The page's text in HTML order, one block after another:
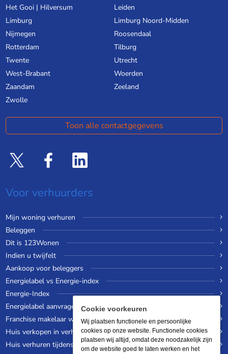
Het Gooi | Hilversum
Leiden
Limburg
Limburg Noord-Midden
Nijmegen
Roosendaal
Rotterdam
Tilburg
Twente
Utrecht
West-Brabant
Woerden
Zaandam
Zeeland
Zwolle
Toon alle contactgegevens
Voor verhuurders
Mijn woning verhuren
Beleggen
Dit is 123Wonen
Indien u twijfelt
Aankoop voor beleggers
Energielabel vs Energie-index
Energie-Index
Energielabel aanvragen
Franchise makelaar worden
Huis verkopen in verhuurde staat
Huis verhuren tijdens een wereldreis
Cookie voorkeuren
Wij plaatsen functionele en persoonlijke
cookies op onze website. Functionele cookies
plaatsen wij altijd, omdat deze noodzakelijk zijn
om de website goed te laten werken en het